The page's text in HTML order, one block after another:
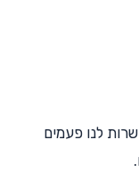
לנו פעמים